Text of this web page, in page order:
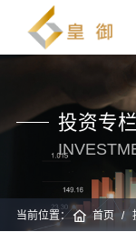
投资专栏
当前位置： 首页